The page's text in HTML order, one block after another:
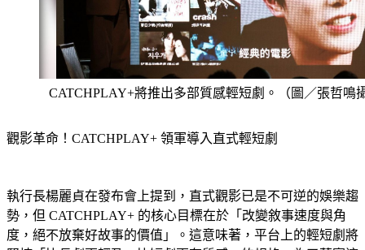
CATCHPLAY+將推出多部質感輕短劇。（圖／張哲鳴
觀影革命！CATCHPLAY+ 領軍導入直式輕短劇
執行長楊麗貞在發布會上提到，直式觀影已是不可逆的娛樂趨
勢，但 CATCHPLAY+ 的核心目標在於「改變敘事速度與角
度，絕不放棄好故事的價值」。這意味著，平台上的輕短劇將